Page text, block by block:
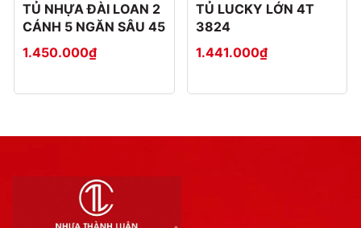
TỦ NHỰA ĐÀI LOAN 2
CÁNH 5 NGĂN SÂU 45
1.450.000₫
TỦ LUCKY LỚN 4T
3824
1.441.000₫